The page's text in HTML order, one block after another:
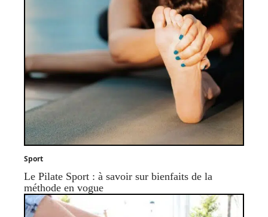
Sport
Le Pilate Sport : à savoir sur bienfaits de la
méthode en vogue